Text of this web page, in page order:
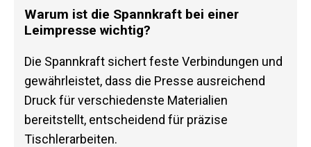
Warum ist die Spannkraft bei einer
Leimpresse wichtig?
Die Spannkraft sichert feste Verbindungen und
gewährleistet, dass die Presse ausreichend
Druck für verschiedenste Materialien
bereitstellt, entscheidend für präzise
Tischlerarbeiten.